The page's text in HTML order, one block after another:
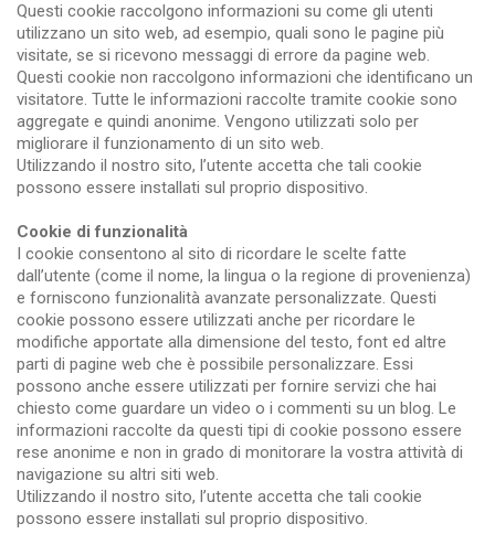
Questi cookie raccolgono informazioni su come gli utenti
utilizzano un sito web, ad esempio, quali sono le pagine più
visitate, se si ricevono messaggi di errore da pagine web.
Questi cookie non raccolgono informazioni che identificano un
visitatore. Tutte le informazioni raccolte tramite cookie sono
aggregate e quindi anonime. Vengono utilizzati solo per
migliorare il funzionamento di un sito web.
Utilizzando il nostro sito, l’utente accetta che tali cookie
possono essere installati sul proprio dispositivo.
Cookie di funzionalità
I cookie consentono al sito di ricordare le scelte fatte
dall’utente (come il nome, la lingua o la regione di provenienza)
e forniscono funzionalità avanzate personalizzate. Questi
cookie possono essere utilizzati anche per ricordare le
modifiche apportate alla dimensione del testo, font ed altre
parti di pagine web che è possibile personalizzare. Essi
possono anche essere utilizzati per fornire servizi che hai
chiesto come guardare un video o i commenti su un blog. Le
informazioni raccolte da questi tipi di cookie possono essere
rese anonime e non in grado di monitorare la vostra attività di
navigazione su altri siti web.
Utilizzando il nostro sito, l’utente accetta che tali cookie
possono essere installati sul proprio dispositivo.